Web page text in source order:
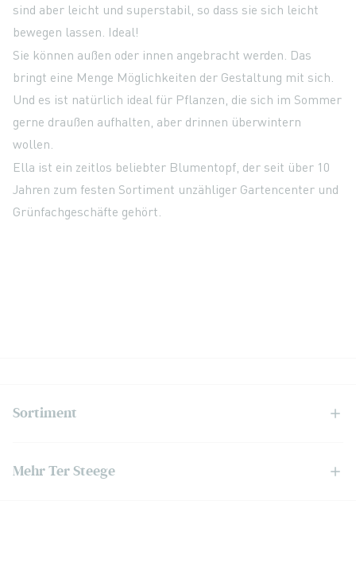
sind aber leicht und superstabil, so dass sie sich leicht
bewegen lassen. Ideal!
Sie können außen oder innen angebracht werden. Das
bringt eine Menge Möglichkeiten der Gestaltung mit sich.
Und es ist natürlich ideal für Pflanzen, die sich im Sommer
gerne draußen aufhalten, aber drinnen überwintern
wollen.
Ella ist ein zeitlos beliebter Blumentopf, der seit über 10
Jahren zum festen Sortiment unzähliger Gartencenter und
Grünfachgeschäfte gehört.
Sortiment
Mehr Ter Steege